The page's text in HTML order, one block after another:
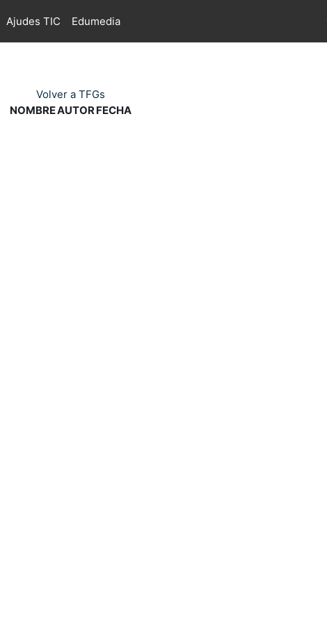
Ajudes TIC Edumedia
Volver a TFGs
NOMBREAUTORFECHA